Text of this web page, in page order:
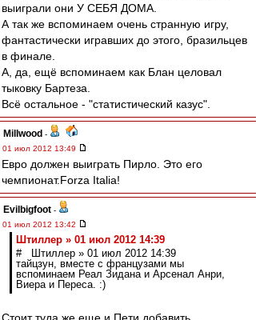
выиграли они У СЕБЯ ДОМА.
А так же вспоминаем очень странную игру,
фантастически игравших до этого, бразильцев
в финале.
А, да, ещё вспоминаем как Блан целовал
тыковку Бартеза.
Всё остальное - "статистический казус".
Millwood -
01 июл 2012 13:49
Евро должен выиграть Пирло. Это его
чемпионат.Forza Italia!
Evilbigfoot -
01 июл 2012 13:42
Штиллер » 01 июл 2012 14:39
# Штиллер » 01 июл 2012 14:39
тайцзун, вместе с французами мы
вспоминаем Реал Зидана и Арсенал Анри,
Виера и Переса. :)